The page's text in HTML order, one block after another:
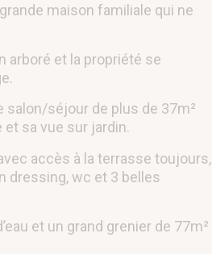
maison familiale qui ne
arboré et la propriété se
salon/séjour de plus de 37m²
sa vue sur jardin.
accès à la terrasse toujours,
dressing, wc et 3 belles
et un grand grenier de 77m²